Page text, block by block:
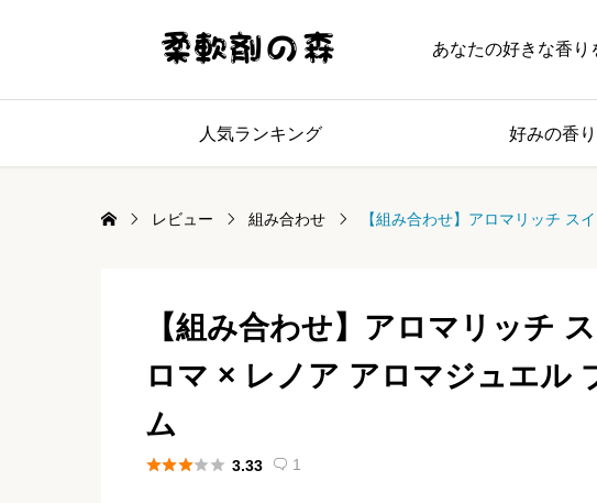
あなたの好きな香り
人気ランキング 好みの香
レビュー 組み合わせ 【組み合わせ】アロマリッチ ス
【組み合わせ】アロマリッチ
ロマ × レノア アロマジュエル
ム
 3.33  1